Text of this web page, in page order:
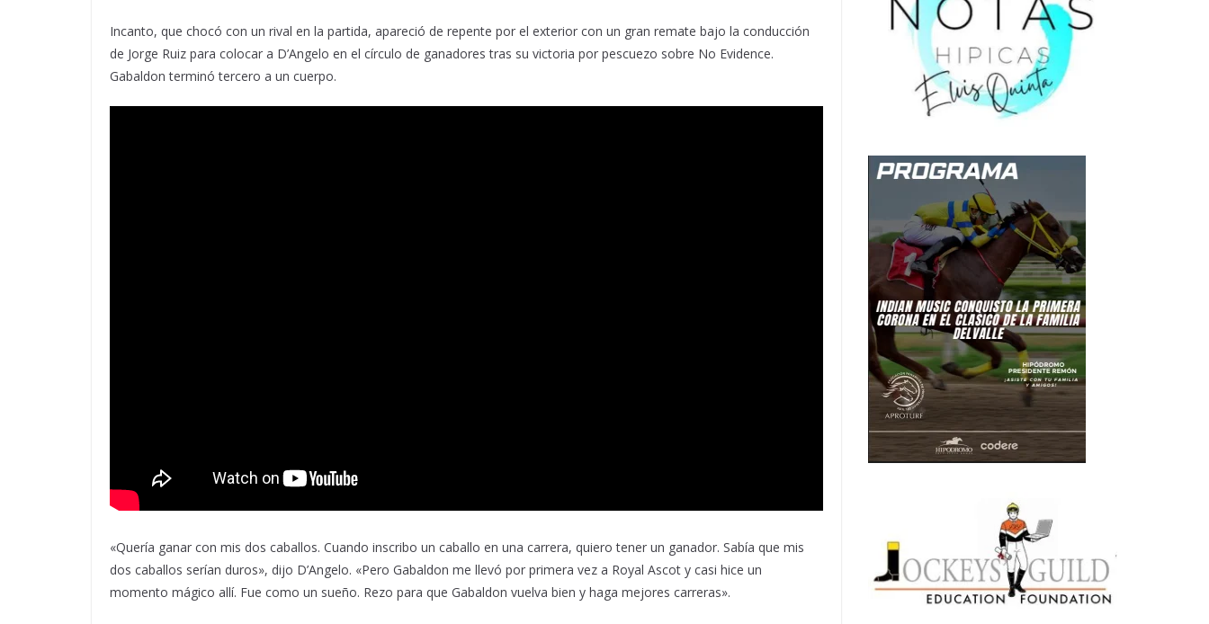
Incanto, que chocó con un rival en la partida, apareció de repente por el exterior con un gran remate bajo la conducción
de Jorge Ruiz para colocar a D’Angelo en el círculo de ganadores tras su victoria por pescuezo sobre No Evidence.
Gabaldon terminó tercero a un cuerpo.
«Quería ganar con mis dos caballos. Cuando inscribo un caballo en una carrera, quiero tener un ganador. Sabía que mis
dos caballos serían duros», dijo D’Angelo. «Pero Gabaldon me llevó por primera vez a Royal Ascot y casi hice un
momento mágico allí. Fue como un sueño. Rezo para que Gabaldon vuelva bien y haga mejores carreras».